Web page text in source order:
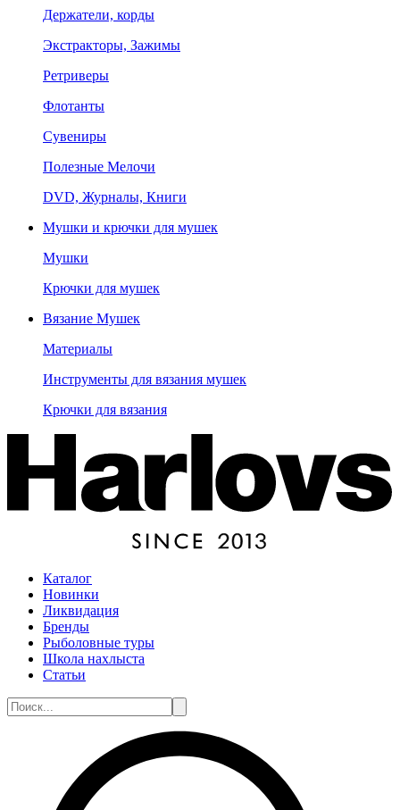
Держатели, корды
Экстракторы, Зажимы
Ретриверы
Флотанты
Сувениры
Полезные Мелочи
DVD, Журналы, Книги
Мушки и крючки для мушек
Мушки
Крючки для мушек
Вязание Мушек
Материалы
Инструменты для вязания мушек
Крючки для вязания
Каталог
Новинки
Ликвидация
Бренды
Рыболовные туры
Школа нахлыста
Статьи